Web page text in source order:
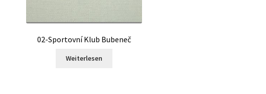
02-Sportovní Klub Bubeneč
Weiterlesen